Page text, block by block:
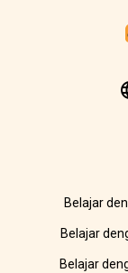
Belajar
Belajar
Belajar